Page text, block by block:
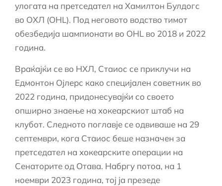
улогата на претседател на Хамилтон Булдогс
во ОХЛ (OHL). Под неговото водство тимот
обезбедија шампионати во OHL во 2018 и 2022
година.
Враќајќи се во НХЛ, Стаиос се приклучи на
Едмонтон Ојлерс како специјален советник во
2022 година, придонесувајќи со своето
опширно знаење на хокеарскиот штаб на
клубот. Следното поглавје се одвиваше на 29
септември, кога Стаиос беше назначен за
претседател на хокеарските операции на
Сенаторите од Отава. Набргу потоа, на 1
ноември 2023 година, тој ја презеде